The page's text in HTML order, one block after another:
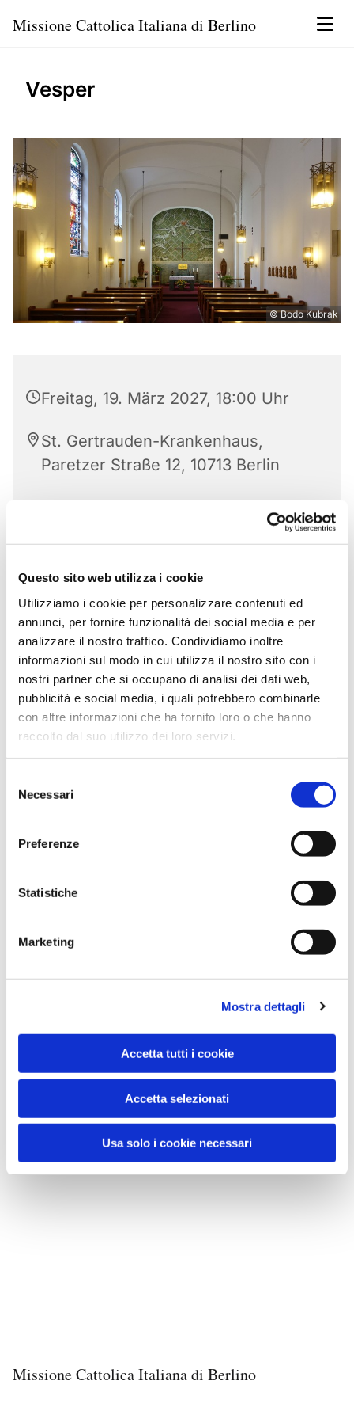
Questo sito web utilizza i cookie
Utilizziamo i cookie per personalizzare contenuti ed
annunci, per fornire funzionalità dei social media e per
analizzare il nostro traffico. Condividiamo inoltre
informazioni sul modo in cui utilizza il nostro sito con i
nostri partner che si occupano di analisi dei dati web,
pubblicità e social media, i quali potrebbero combinarle
con altre informazioni che ha fornito loro o che hanno
raccolto dal suo utilizzo dei loro servizi.
delNecessari
Preferenze
Statistiche
Marketing
Mostra dettagli
Accetta tutti i cookie
Accetta selezionati
Usa solo i cookie necessari
Missione Cattolica Italiana di Berlino
Vesper
© Bodo Kubrak
Freitag, 19. März 2027, 18:00 Uhr
St. Gertrauden-Krankenhaus,
Paretzer Straße 12, 10713 Berlin
Missione Cattolica Italiana di Berlino